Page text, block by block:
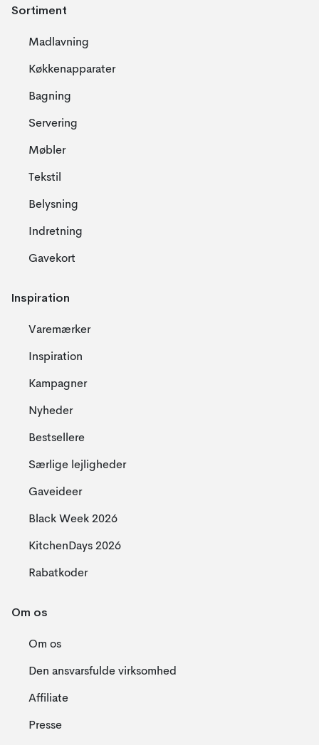
Sortiment
Madlavning
Køkkenapparater
Bagning
Servering
Møbler
Tekstil
Belysning
Indretning
Gavekort
Inspiration
Varemærker
Inspiration
Kampagner
Nyheder
Bestsellere
Særlige lejligheder
Gaveideer
Black Week 2026
KitchenDays 2026
Rabatkoder
Om os
Om os
Den ansvarsfulde virksomhed
Affiliate
Presse